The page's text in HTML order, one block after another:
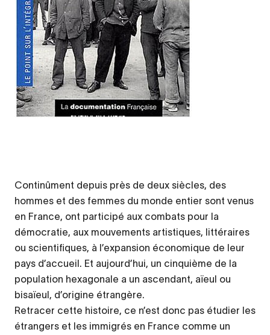
Continûment depuis près de deux siècles, des
hommes et des femmes du monde entier sont venus
en France, ont participé aux combats pour la
démocratie, aux mouvements artistiques, littéraires
ou scientifiques, à l’expansion économique de leur
pays d’accueil. Et aujourd’hui, un cinquième de la
population hexagonale a un ascendant, aïeul ou
bisaïeul, d’origine étrangère.
Retracer cette histoire, ce n’est donc pas étudier les
étrangers et les immigrés en France comme un